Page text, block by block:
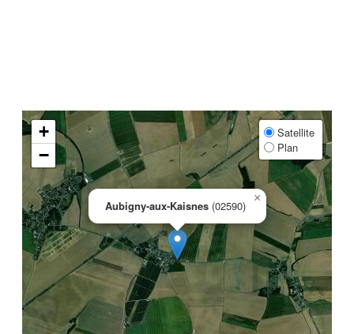
Aubigny-aux-Kaisnes (02590)
×
+
−
Satellite
Plan